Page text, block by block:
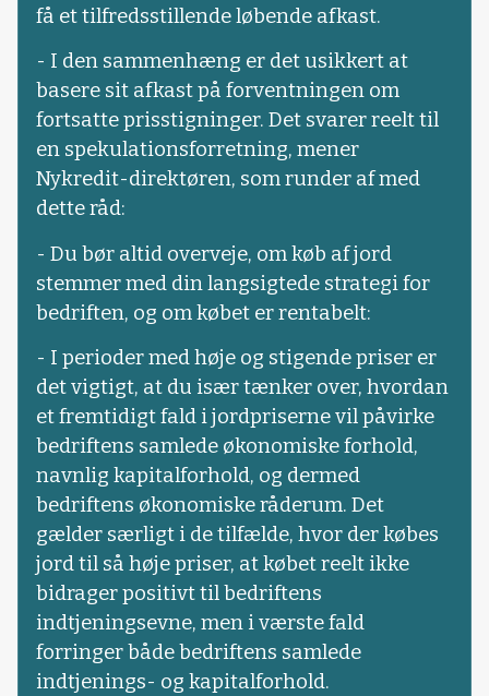
få et tilfredsstillende løbende afkast.
- I den sammenhæng er det usikkert at
basere sit afkast på forventningen om
fortsatte prisstigninger. Det svarer reelt til
en spekulationsforretning, mener
Nykredit-direktøren, som runder af med
dette råd:
- Du bør altid overveje, om køb af jord
stemmer med din langsigtede strategi for
bedriften, og om købet er rentabelt:
- I perioder med høje og stigende priser er
det vigtigt, at du især tænker over, hvordan
et fremtidigt fald i jordpriserne vil påvirke
bedriftens samlede økonomiske forhold,
navnlig kapitalforhold, og dermed
bedriftens økonomiske råderum. Det
gælder særligt i de tilfælde, hvor der købes
jord til så høje priser, at købet reelt ikke
bidrager positivt til bedriftens
indtjeningsevne, men i værste fald
forringer både bedriftens samlede
indtjenings- og kapitalforhold.